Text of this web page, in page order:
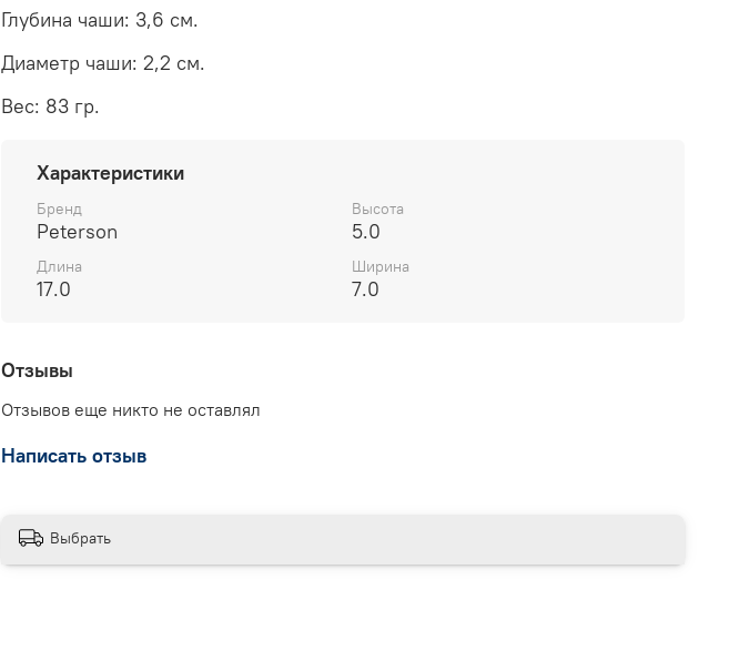
Глубина чаши: 3,6 см.
Диаметр чаши: 2,2 см.
Вес: 83 гр.
Характеристики
Бренд
Peterson
Высота
5.0
Длина
17.0
Ширина
7.0
Отзывы
Отзывов еще никто не оставлял
Написать отзыв
Выбрать